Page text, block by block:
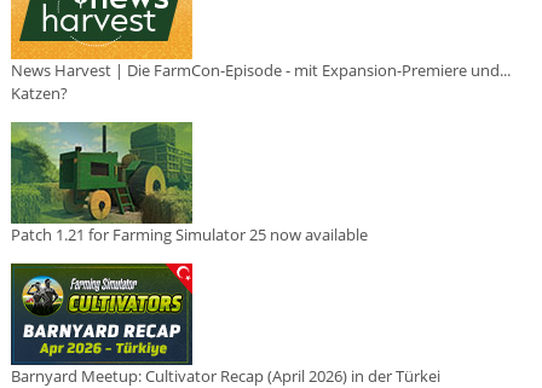
News Harvest | Die FarmCon-Episode - mit Expansion-Premiere und...
Katzen?
Patch 1.21 for Farming Simulator 25 now available
Barnyard Meetup: Cultivator Recap (April 2026) in der Türkei